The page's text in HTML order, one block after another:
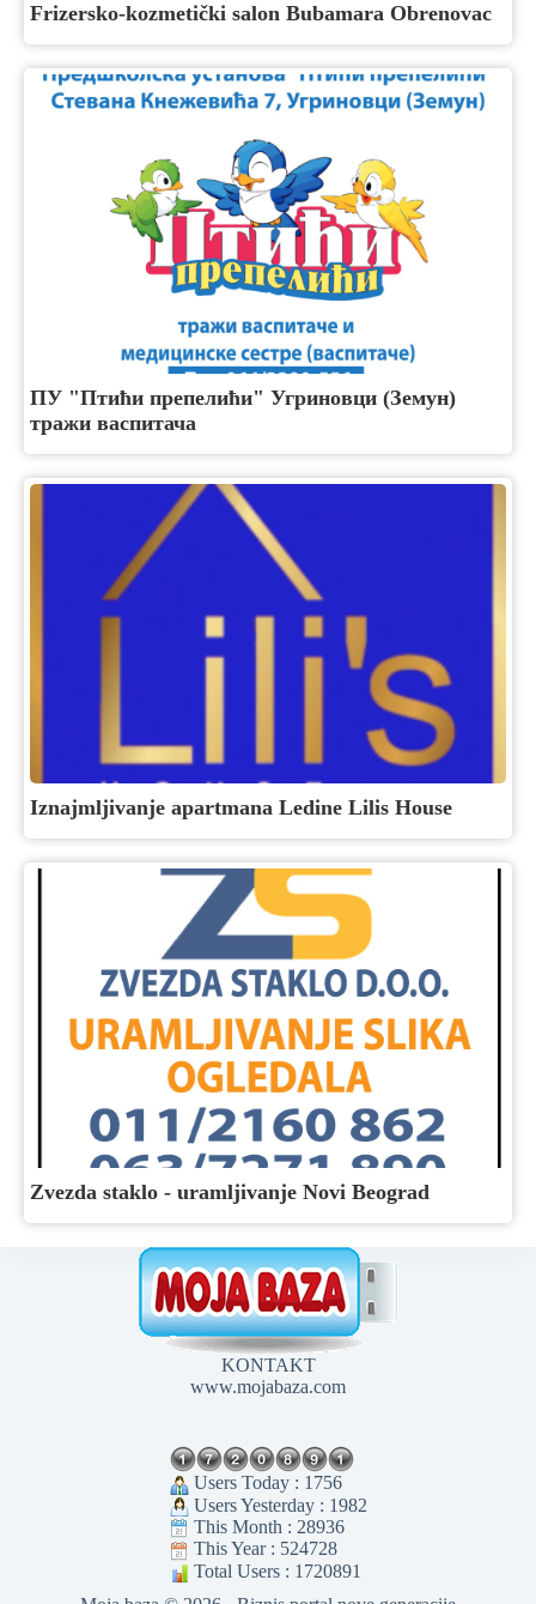
Frizersko-kozmetički salon Bubamara Obrenovac
ПУ "Птићи препелићи" Угриновци (Земун)
тражи васпитача
Iznajmljivanje apartmana Ledine Lilis House
Zvezda staklo - uramljivanje Novi Beograd
KONTAKT
www.mojabaza.com
Users Today : 1756
Users Yesterday : 1982
This Month : 28936
This Year : 524728
Total Users : 1720891